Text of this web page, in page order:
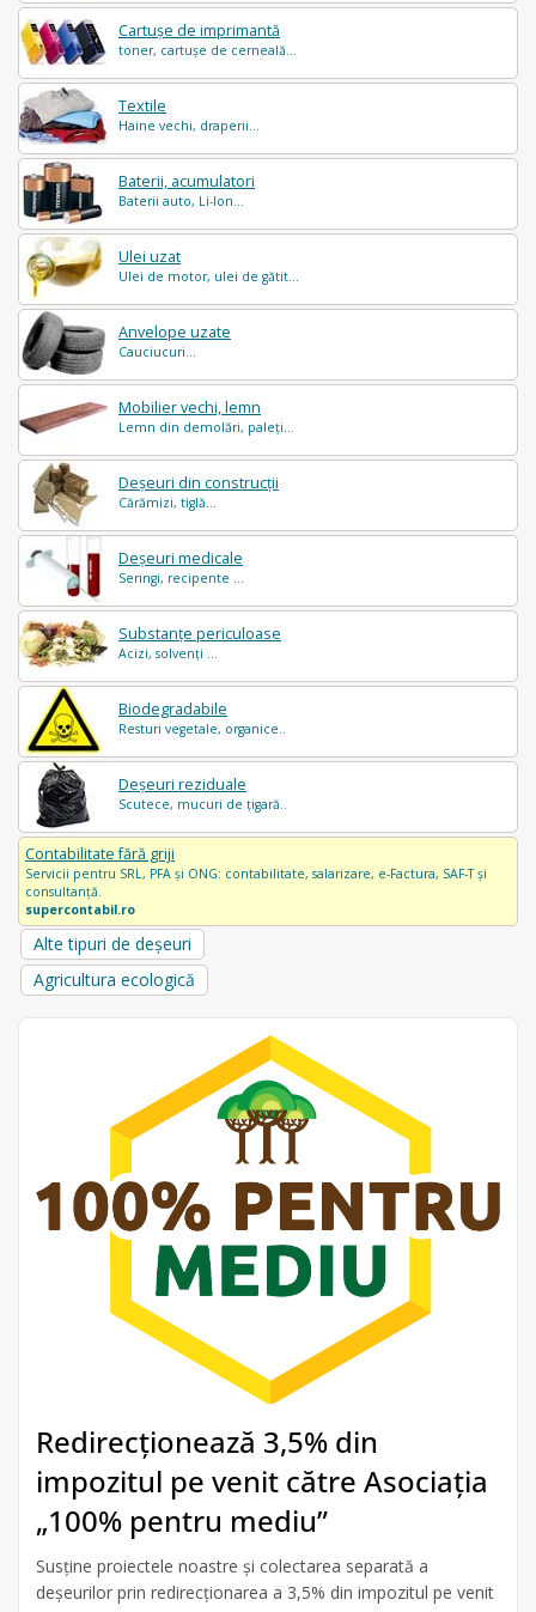
Cartușe de imprimantă
toner, cartușe de cerneală...
Textile
Haine vechi, draperii...
Baterii, acumulatori
Baterii auto, Li-Ion...
Ulei uzat
Ulei de motor, ulei de gătit...
Anvelope uzate
Cauciucuri...
Mobilier vechi, lemn
Lemn din demolări, paleți...
Deșeuri din construcții
Cărămizi, tiglă...
Deșeuri medicale
Seringi, recipente ...
Substanțe periculoase
Acizi, solvenți ...
Biodegradabile
Resturi vegetale, organice..
Deșeuri reziduale
Scutece, mucuri de țigară..
Contabilitate fără griji
Servicii pentru SRL, PFA și ONG: contabilitate, salarizare, e-Factura, SAF-T și
consultanță.
supercontabil.ro
Alte tipuri de deșeuri
Agricultura ecologică
Redirecționează 3,5% din
impozitul pe venit către Asociația
„100% pentru mediu”
Susține proiectele noastre și colectarea separată a
deșeurilor prin redirecționarea a 3,5% din impozitul pe venit